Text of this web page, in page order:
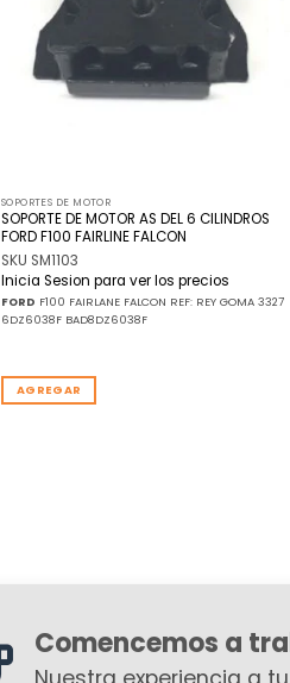
SOPORTES DE MOTOR
SOPORTE DE MOTOR AS DEL 6 CILINDROS
FORD F100 FAIRLINE FALCON
SKU SM1103
Inicia Sesion para ver los precios
FORD F100 FAIRLANE FALCON REF: REY GOMA 3327
6DZ6038F BAD8DZ6038F
AGREGAR
Comencemos a